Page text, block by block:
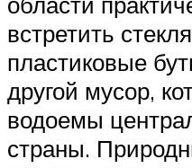
встретить
пластиковые
другой мусор,
водоемы
страны.